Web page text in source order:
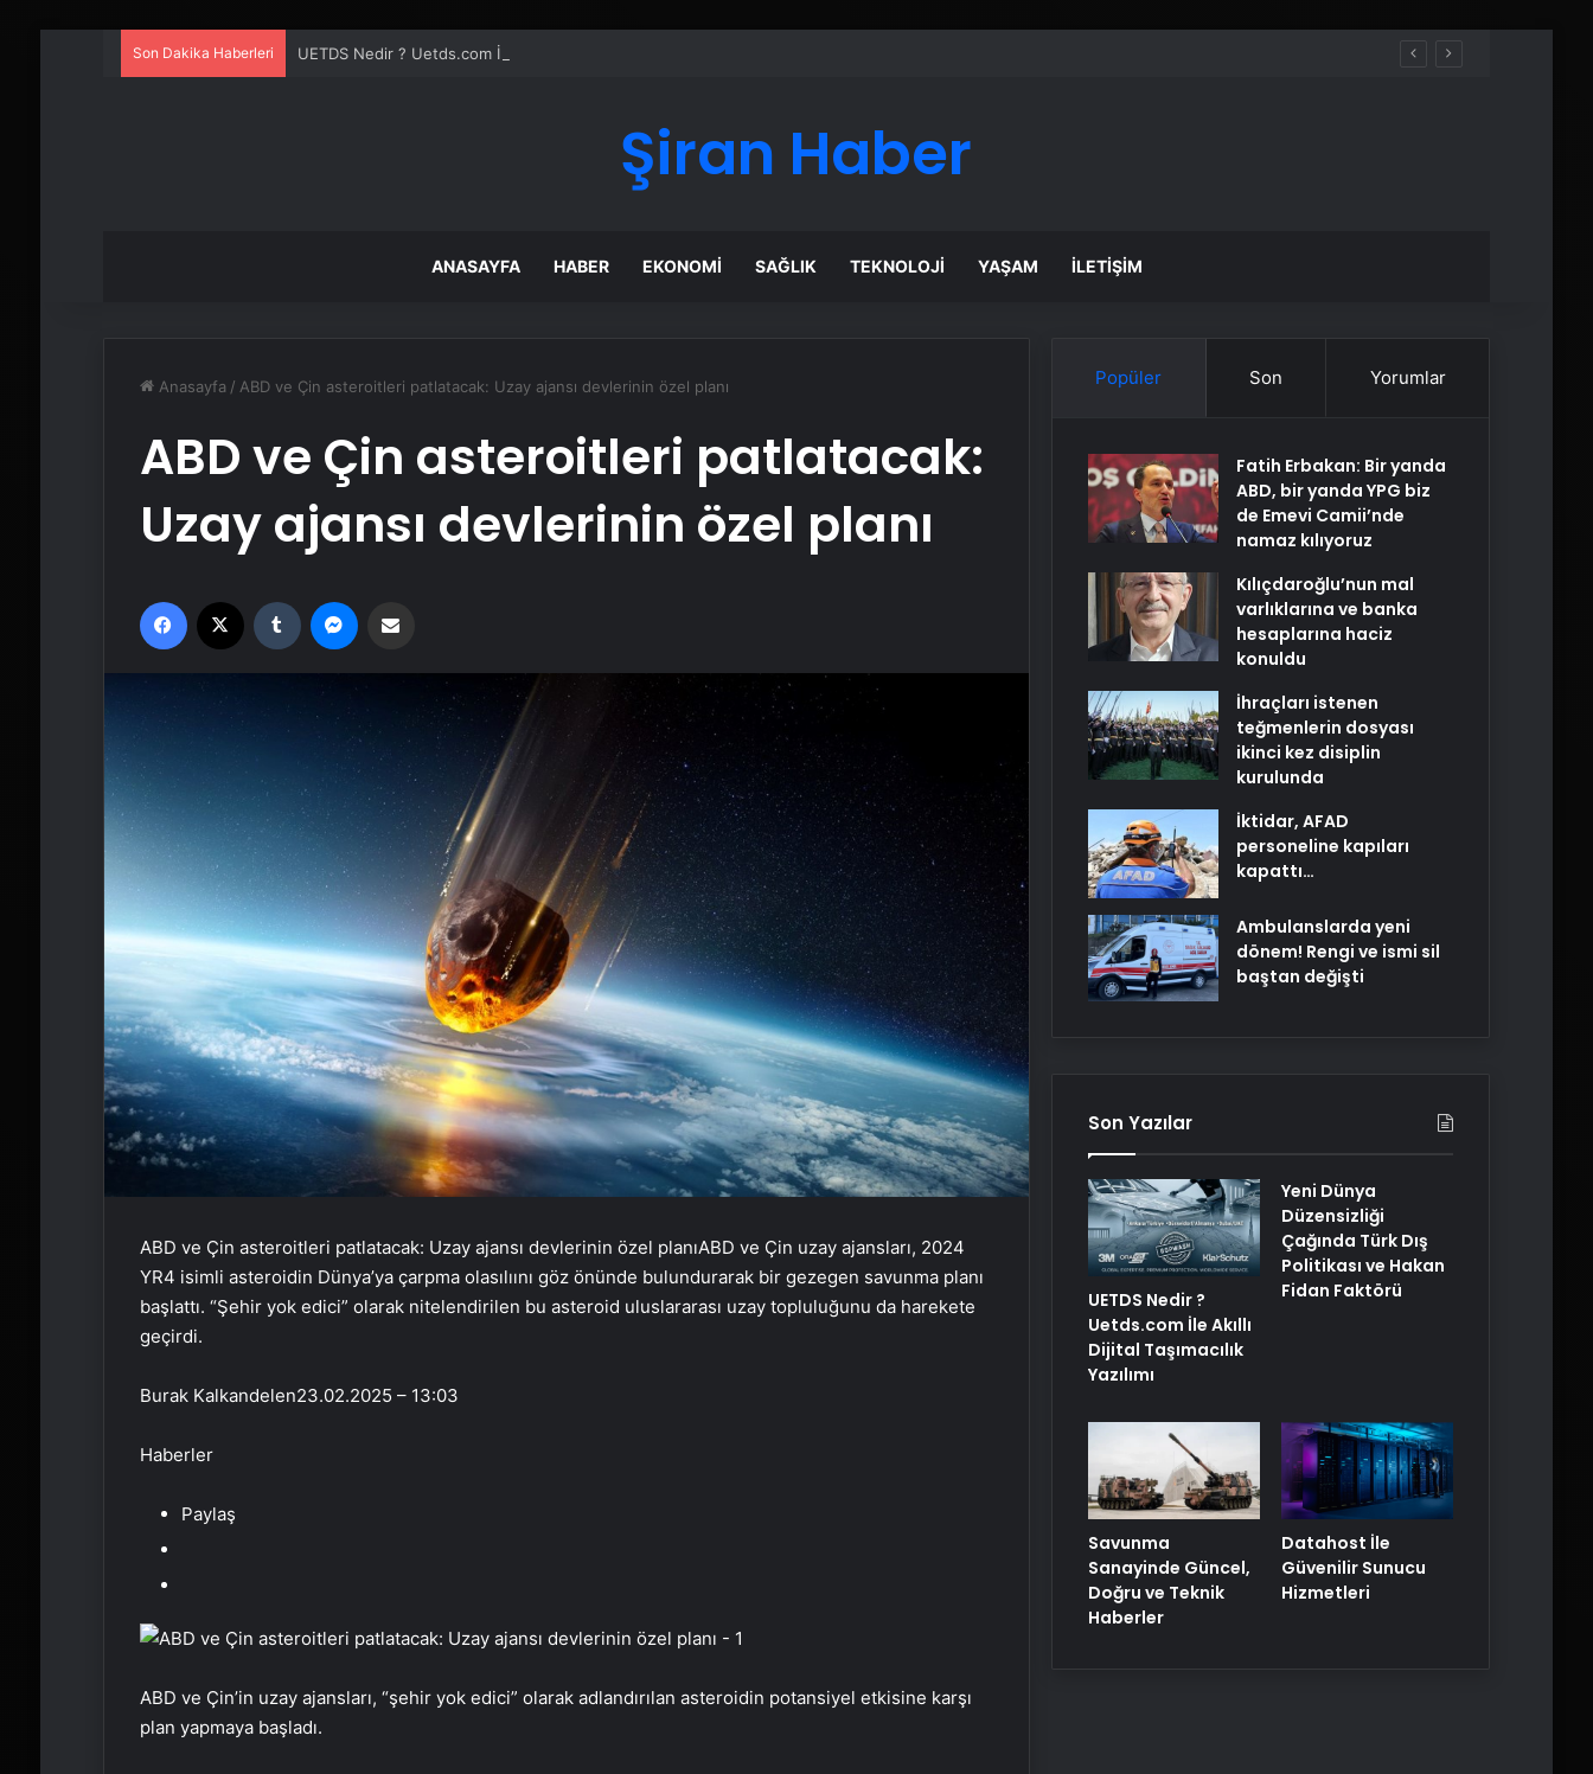
Son Dakika Haberleri UETDS Nedir ? Uetds.com İle Akıllı Dijital Taşımacılık Yazılımı
Şiran Haber
ANASAYFA HABER EKONOMI SAĞLIK TEKNOLOJI YAŞAM İLETIŞIM
Anasayfa / ABD ve Çin asteroitleri patlatacak: Uzay ajansı devlerinin özel planı
ABD ve Çin asteroitleri patlatacak:
Uzay ajansı devlerinin özel planı
Facebook Tumblr
ABD ve Çin asteroitleri patlatacak: Uzay ajansı devlerinin özel planıABD ve Çin uzay ajansları, 2024
YR4 isimli asteroidin Dünya’ya çarpma olasılıını göz önünde bulundurarak bir gezegen savunma planı
başlattı. “Şehir yok edici” olarak nitelendirilen bu asteroid uluslararası uzay topluluğunu da harekete
geçirdi.
Burak Kalkandelen23.02.2025 – 13:03
Haberler
Paylaş
ABD ve Çin’in uzay ajansları, “şehir yok edici” olarak adlandırılan asteroidin potansiyel etkisine karşı
plan yapmaya başladı.
Popüler Son Yorumlar
Fatih Erbakan: Bir yanda
ABD, bir yanda YPG biz
de Emevi Camii’nde
namaz kılıyoruz
Kılıçdaroğlu’nun mal
varlıklarına ve banka
hesaplarına haciz
konuldu
İhraçları istenen
teğmenlerin dosyası
ikinci kez disiplin
kurulunda
İktidar, AFAD
personeline kapıları
kapattı…
Ambulanslarda yeni
dönem! Rengi ve ismi sil
baştan değişti
Son Yazılar
UETDS Nedir ?
Uetds.com İle Akıllı
Dijital Taşımacılık
Yazılımı
Yeni Dünya
Düzensizliği
Çağında Türk Dış
Politikası ve Hakan
Fidan Faktörü
Savunma
Sanayinde Güncel,
Doğru ve Teknik
Haberler
Datahost İle
Güvenilir Sunucu
Hizmetleri